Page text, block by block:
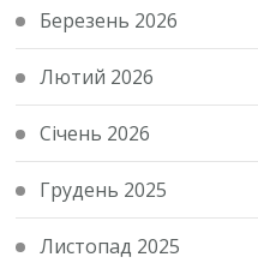
Березень 2026
Лютий 2026
Січень 2026
Грудень 2025
Листопад 2025